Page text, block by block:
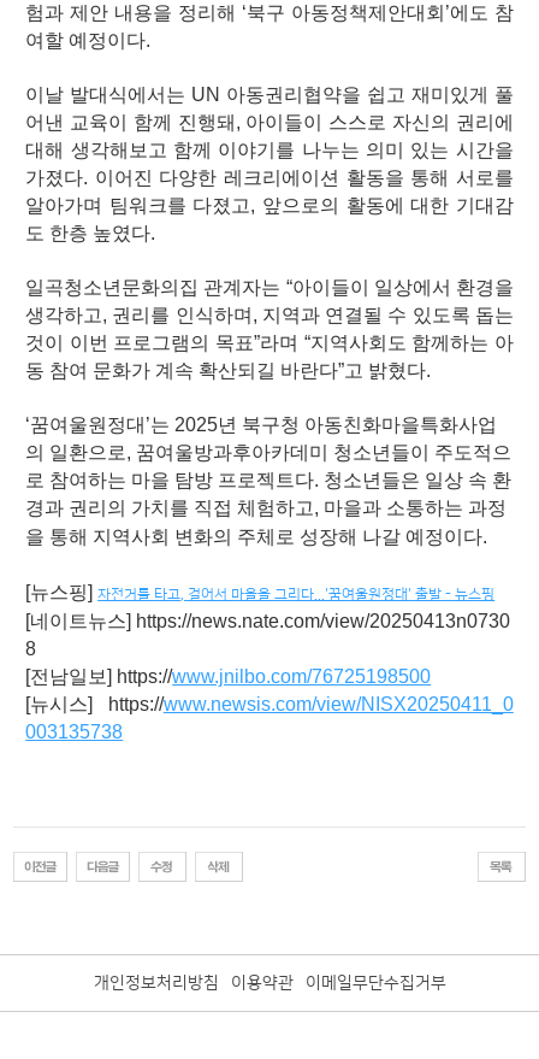
험과 제안 내용을 정리해 ‘북구 아동정책제안대회’에도 참
여할 예정이다.
이날 발대식에서는 UN 아동권리협약을 쉽고 재미있게 풀
어낸 교육이 함께 진행돼, 아이들이 스스로 자신의 권리에
대해 생각해보고 함께 이야기를 나누는 의미 있는 시간을
가졌다. 이어진 다양한 레크리에이션 활동을 통해 서로를
알아가며 팀워크를 다졌고, 앞으로의 활동에 대한 기대감
도 한층 높였다.
일곡청소년문화의집 관계자는 “아이들이 일상에서 환경을
생각하고, 권리를 인식하며, 지역과 연결될 수 있도록 돕는
것이 이번 프로그램의 목표”라며 “지역사회도 함께하는 아
동 참여 문화가 계속 확산되길 바란다”고 밝혔다.
‘꿈여울원정대’는 2025년 북구청 아동친화마을특화사업
의 일환으로, 꿈여울방과후아카데미 청소년들이 주도적으
로 참여하는 마을 탐방 프로젝트다. 청소년들은 일상 속 환
경과 권리의 가치를 직접 체험하고, 마을과 소통하는 과정
을 통해 지역사회 변화의 주체로 성장해 나갈 예정이다.
[뉴스핑]자전거를 타고, 걸어서 마을을 그리다...'꿈여울원정대' 출발 - 뉴스핑
[네이트뉴스] https://news.nate.com/view/20250413n0730
8
[전남일보] https://www.jnilbo.com/76725198500
[뉴시스]
https://www.newsis.com/view/NISX20250411_0
003135738
개인정보처리방침 이용약관 이메일무단수집거부